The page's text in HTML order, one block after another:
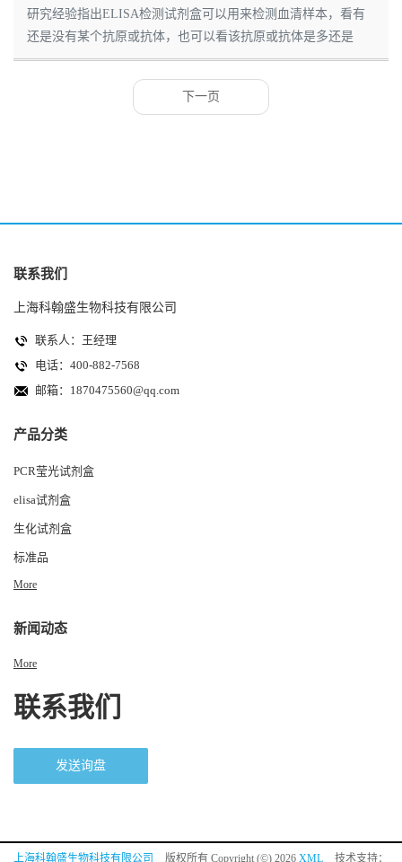
研究经验指出ELISA检测试剂盒可以用来检测血清样本，看有
还是没有某个抗原或抗体，也可以看该抗原或抗体是多还是
少， 可以比较不同血清样本之间该抗原/抗体的含量高低。 如...
下一页
联系我们
上海科翰盛生物科技有限公司
联系人：王经理
电话：400-882-7568
邮箱： 1870475560@qq.com
产品分类
PCR莹光试剂盒
elisa试剂盒
生化试剂盒
标准品
More
新闻动态
More
联系我们
发送询盘
上海科翰盛生物科技有限公司 版权所有 Copyright (©) 2026 XML 技术支持：